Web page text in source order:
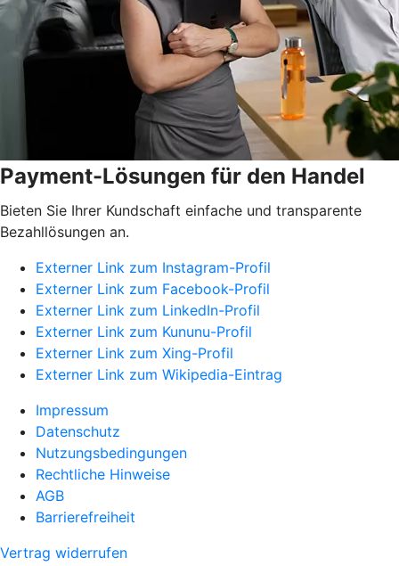
Payment-Lösungen für den Handel
Bieten Sie Ihrer Kundschaft einfache und transparente
Bezahllösungen an.
Externer Link zum Instagram-Profil
Externer Link zum Facebook-Profil
Externer Link zum LinkedIn-Profil
Externer Link zum Kununu-Profil
Externer Link zum Xing-Profil
Externer Link zum Wikipedia-Eintrag
Impressum
Datenschutz
Nutzungsbedingungen
Rechtliche Hinweise
AGB
Barrierefreiheit
Vertrag widerrufen